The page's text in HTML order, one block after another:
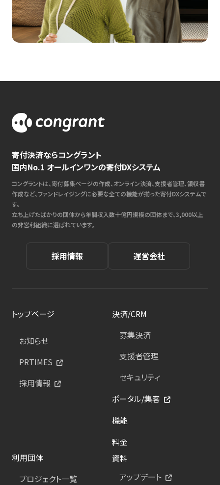
寄付決済ならコングラント
国内No.1 オールインワンの寄付DXシステム
コングラントは、寄付募集ページの作成、オンライン決済、支援者管理、領収書
作成など、ファンドレイジングに必要な全ての機能が揃った寄付DXシステムで
す。
立ち上げたばかりの団体から年間収入数十億円規模の団体まで、3,000以上
の非営利組織に選ばれています。
採用情報 運営会社
トップページ
お知らせ
PRTIMES
採用情報
決済/CRM
募集決済
支援者管理
セキュリティ
ポータル/集客
機能
料金
利用団体
プロジェクト一覧
資料
アップデート